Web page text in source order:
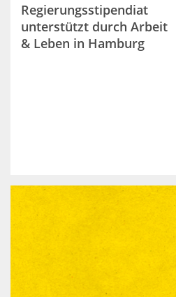
Regierungsstipendiat
unterstützt durch Arbeit
& Leben in Hamburg